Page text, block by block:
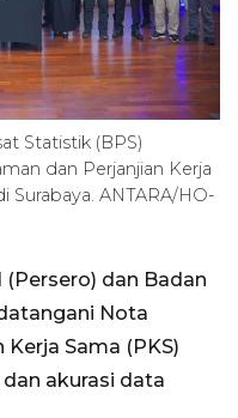
Statistik (BPS)
dan Perjanjian Kerja
Surabaya. ANTARA/HO-
(Persero) dan Badan
Nota
Sama (PKS)
akurasi data